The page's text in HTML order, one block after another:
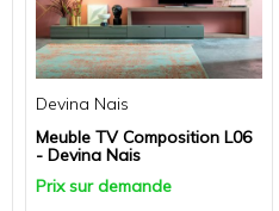
Devina Nais
Meuble TV Composition L06
- Devina Nais
Prix sur demande